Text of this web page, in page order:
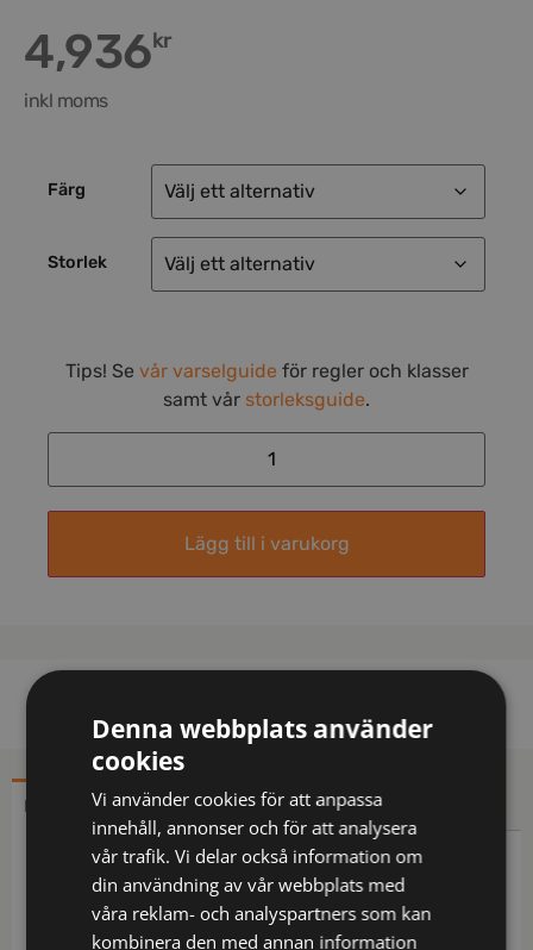
4,936kr
inkl moms
Färg
Storlek
Tips! Se vår varselguide för regler och klasser
samt vår storleksguide.
Lägg till i varukorg
BESKRIVNING YTTERLIGARE INFORMATION
Beskrivning
Multinorm / Inherent flamskydd / Softshell
Denna webbplats använder
cookies
Vi använder cookies för att anpassa
innehåll, annonser och för att analysera
vår trafik. Vi delar också information om
din användning av vår webbplats med
våra reklam- och analyspartners som kan
kombinera den med annan information